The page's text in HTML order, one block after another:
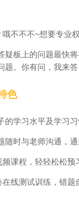
不不不~想要专业
疑板上的问题最快
。你有问，我来答
色
学习水平及学习习
时与老师沟通，通
课程，轻轻松松预
线测试训练，错题